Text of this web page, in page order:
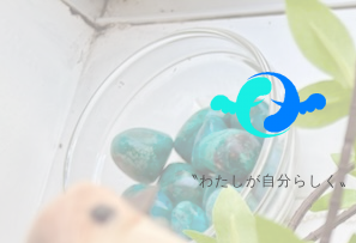
〝わたしが自分らしく〟